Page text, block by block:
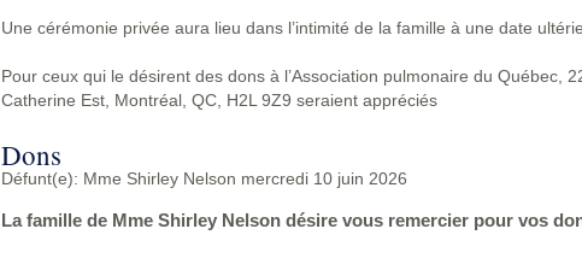
Une cérémonie privée aura lieu dans l’intimité de la famille à une date
Pour ceux qui le désirent des dons à l’Association pulmonaire du Québec,
Catherine Est, Montréal, QC, H2L 9Z9 seraient appréciés
Dons
Défunt(e): Mme Shirley Nelson mercredi 10 juin 2026
La famille de Mme Shirley Nelson désire vous remercier pour vos